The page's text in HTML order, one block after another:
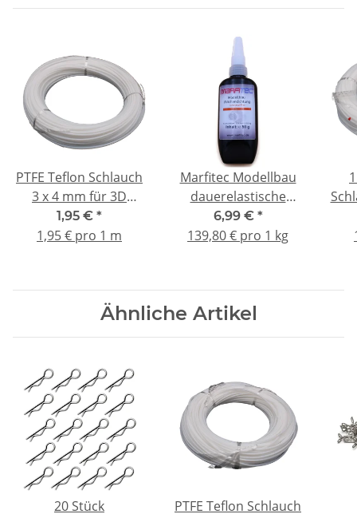
PTFE Teflon Schlauch
3 x 4 mm für 3D
Drucker 1.75mm +
2.85mm Filament
1,95 € *
1,95 € pro 1 m
Marfitec Modellbau
dauerelastische
Flächendichtung 50g
6,99 € *
139,80 € pro 1 kg
Ähnliche Artikel
20 Stück
PTFE Teflon Schlauch